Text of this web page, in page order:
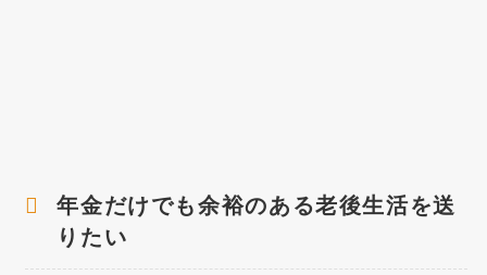
年金だけでも余裕のある老後生活を送
りたい